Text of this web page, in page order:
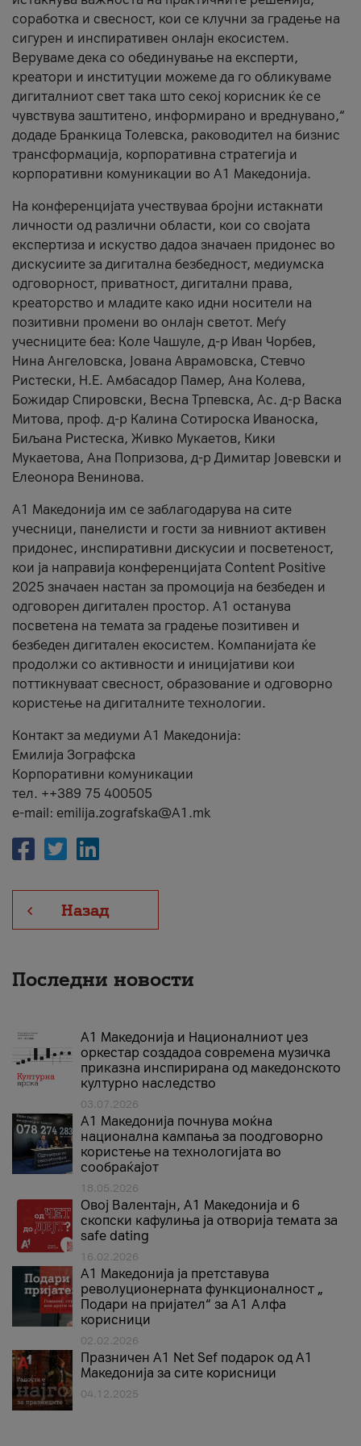
соработка и свесност, кои се клучни за градење на
сигурен и инспиративен онлајн екосистем.
Веруваме дека со обединување на експерти,
креатори и институции можеме да го обликуваме
дигиталниот свет така што секој корисник ќе се
чувствува заштитено, информирано и вреднувано,“
додаде Бранкица Толевска, раководител на бизнис
трансформација, корпоративна стратегија и
корпоративни комуникации во А1 Македонија.
На конференцијата учествуваа бројни истакнати
личности од различни области, кои со својата
експертиза и искуство дадоа значаен придонес во
дискусиите за дигитална безбедност, медиумска
одговорност, приватност, дигитални права,
креаторство и младите како идни носители на
позитивни промени во онлајн светот. Меѓу
учесниците беа: Коле Чашуле, д-р Иван Чорбев,
Нина Ангеловска, Јована Аврамовска, Стевчо
Ристески, Н.Е. Амбасадор Памер, Ана Колева,
Божидар Спировски, Весна Трпевска, Ас. д-р Васка
Митова, проф. д-р Калина Сотироска Иваноска,
Биљана Ристеска, Живко Мукаетов, Кики
Мукаетова, Ана Попризова, д-р Димитар Јовевски и
Елеонора Венинова.
А1 Македонија им се заблагодарува на сите
учесници, панелисти и гости за нивниот активен
придонес, инспиративни дискусии и посветеност,
кои ја направија конференцијата Content Positive
2025 значаен настан за промоција на безбеден и
одговорен дигитален простор. А1 останува
посветена на темата за градење позитивен и
безбеден дигитален екосистем. Компанијата ќе
продолжи со активности и иницијативи кои
поттикнуваат свесност, образование и одговорно
користење на дигиталните технологии.
Контакт за медиуми А1 Македонија:
Емилија Зографска
Корпоративни комуникации
тел. ++389 75 400505
e-mail: emilija.zografska@A1.mk
Назад
Последни новости
А1 Македонија и Националниот џез
оркестар создадоа современа музичка
приказна инспирирана од македонското
културно наследство
03.07.2026
A1 Македонија почнува моќна
национална кампања за поодговорно
користење на технологијата во
сообраќајот
18.05.2026
Овој Валентајн, A1 Македонија и 6
скопски кафулиња ја отворија темата за
safe dating
16.02.2026
А1 Македонија ја претставува
револуционерната функционалност „
Подари на пријател“ за А1 Алфа
корисници
02.02.2026
Празничен A1 Net Sеf подарок од А1
Македонија за сите корисници
04.12.2025